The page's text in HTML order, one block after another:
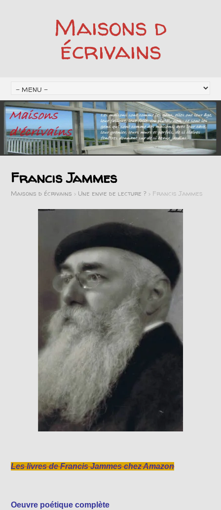
Maisons d
écrivains
Francis Jammes
Maisons d écrivains > Une envie de lecture ? > Francis Jammes
Les livres de Francis Jammes chez Amazon
Oeuvre poétique complète